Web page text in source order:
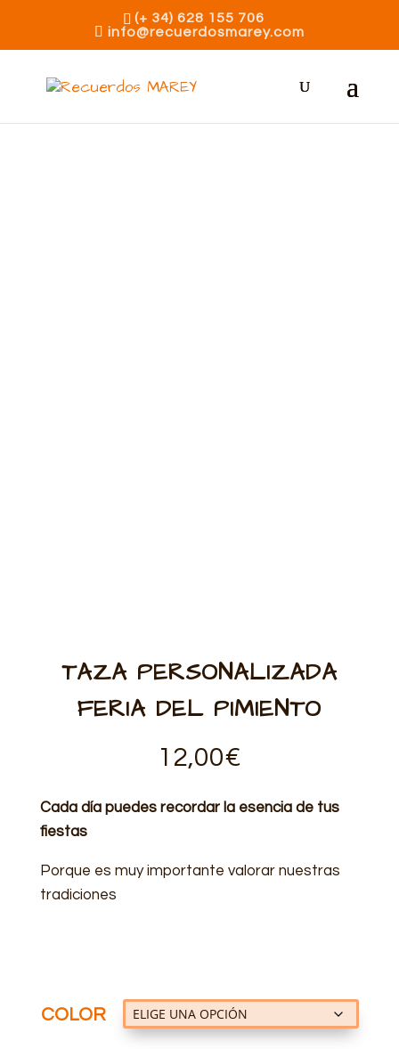
(+ 34) 628 155 706
info@recuerdosmarey.com
TAZA PERSONALIZADA
FERIA DEL PIMIENTO
12,00€
Cada día puedes recordar la esencia de tus
fiestas
Porque es muy importante valorar nuestras
tradiciones
COLOR